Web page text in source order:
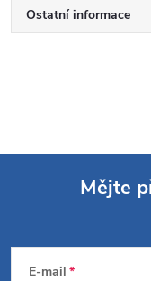
Ostatní informace
Mějte
E-mail